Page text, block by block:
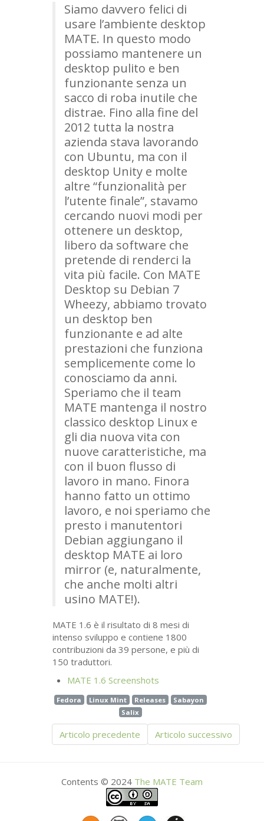
Siamo davvero felici di
usare l’ambiente desktop
MATE. In questo modo
possiamo mantenere un
desktop pulito e ben
funzionante senza un
sacco di roba inutile che
distrae. Fino alla fine del
2012 tutta la nostra
azienda stava lavorando
con Ubuntu, ma con il
desktop Unity e molte
altre “funzionalità per
l’utente finale”, stavamo
cercando nuovi modi per
ottenere un desktop,
libero da software che
pretende di renderci la
vita più facile. Con MATE
Desktop su Debian 7
Wheezy, abbiamo trovato
un desktop ben
funzionante e ad alte
prestazioni che funziona
semplicemente come lo
conosciamo da anni.
Speriamo che il team
MATE mantenga il nostro
classico desktop Linux e
gli dia nuova vita con
nuove caratteristiche, ma
con il buon flusso di
lavoro in mano. Finora
hanno fatto un ottimo
lavoro, e noi speriamo che
presto i manutentori
Debian aggiungano il
desktop MATE ai loro
mirror (e, naturalmente,
che anche molti altri
usino MATE!).
MATE 1.6 è il risultato di 8 mesi di
intenso sviluppo e contiene 1800
contribuzioni da 39 persone, e più di
150 traduttori.
MATE 1.6 Screenshots
Fedora Linux Mint Releases
Sabayon
Salix
Articolo precedente Articolo successivo
Contents © 2024 The MATE Team